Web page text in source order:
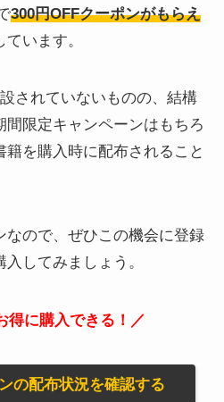
300円OFFクーポンがもらえ
います。
されていないものの、結構
間限定キャンペーンはもちろ
を購入時に配布されること
なので、ぜひこの機会に登録
してみましょう。
得に購入できる！／
の配布状況を確認する